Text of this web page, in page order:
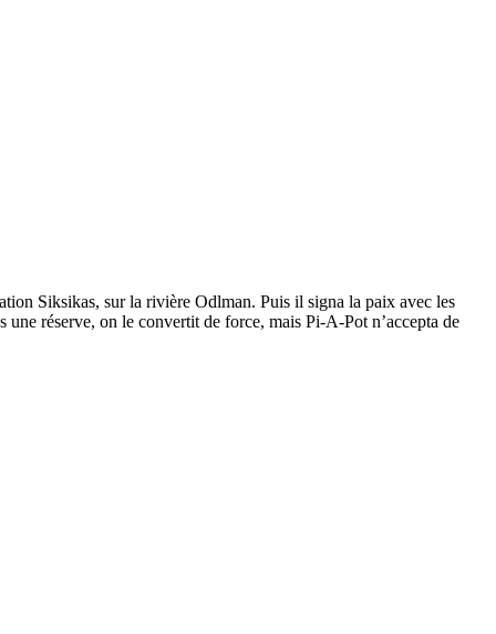
Siksikas, sur la rivière Odlman. Puis il signa la paix avec les
réserve, on le convertit de force, mais Pi-A-Pot n’accepta de